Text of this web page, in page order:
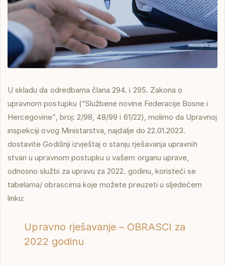
U skladu da odredbama člana 294. i 295. Zakona o
upravnom postupku (“Službene novine Federacije Bosne i
Hercegovine”, broj: 2/98, 48/99 i 61/22), molimo da Upravnoj
inspekciji ovog Ministarstva, najdalje do 22.01.2023.
dostavite Godišnji izvještaj o stanju rješavanja upravnih
stvari u upravnom postupku u vašem organu uprave,
odnosno službi za upravu za 2022. godinu, koristeći se
tabelama/ obrascima koje možete preuzeti u sljedećem
linku:
Upravno rješavanje – OBRASCI za
2022 godinu